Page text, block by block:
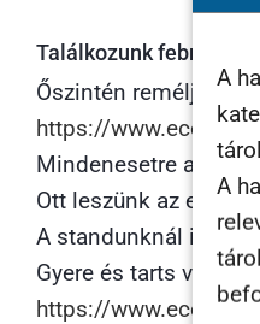
A
A
Találkozunk február
Őszintén reméljük,
https://
Mindenesetre a
Ott leszünk az
A standunknál is
Gyere és tarts velünk
https://